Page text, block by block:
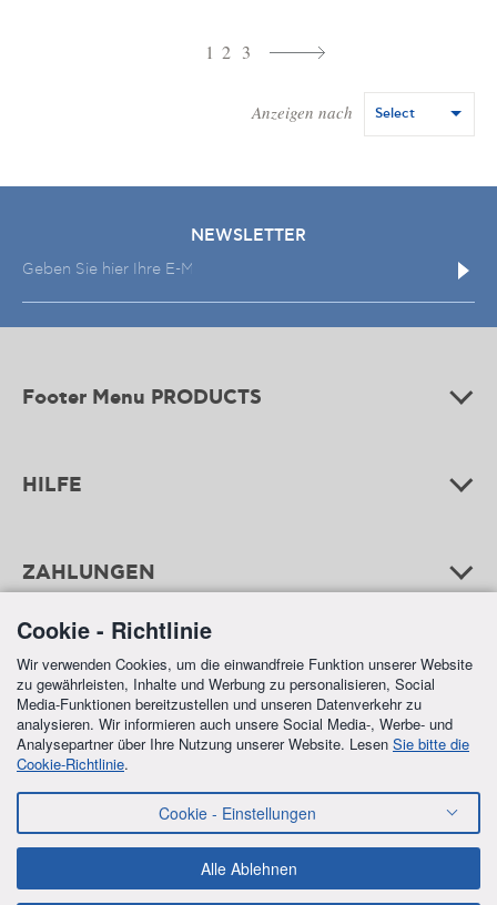
1 2 3
Anzeigen nach Select
NEWSLETTER
Footer Menu PRODUCTS
HILFE
ZAHLUNGEN
FREE SHIPPING
IN ALL ORDERS OVER €70,00
Cookie - Richtlinie
Wir verwenden Cookies, um die einwandfreie Funktion unserer Website
zu gewährleisten, Inhalte und Werbung zu personalisieren, Social
Media-Funktionen bereitzustellen und unseren Datenverkehr zu
analysieren. Wir informieren auch unsere Social Media-, Werbe- und
Analysepartner über Ihre Nutzung unserer Website. Lesen Sie bitte die
Cookie-Richtlinie.
Cookie - Einstellungen
Alle Ablehnen